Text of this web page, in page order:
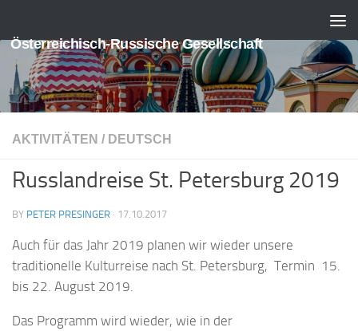
Österreichisch-Russische Gesellschaft
AKTIVITÄTEN / DEUTSCH
Russlandreise St. Petersburg 2019
BY PETER PRESINGER · 17.10.2017
Auch für das Jahr 2019 planen wir wieder unsere
traditionelle Kulturreise nach St. Petersburg, Termin 15.
bis 22. August 2019.
Das Programm wird wieder, wie in der